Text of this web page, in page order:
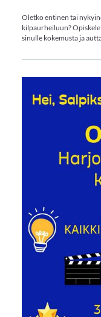
Oletko entinen tai
kilpaurheiluun?
sinulle kokemusta ja